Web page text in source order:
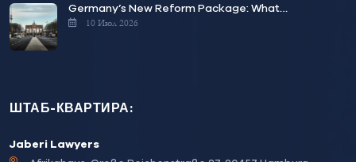
Germany’s New Reform Package: What…
10 Июл 2026
ШТАБ-КВАРТИРА:
Jaberi Lawyers